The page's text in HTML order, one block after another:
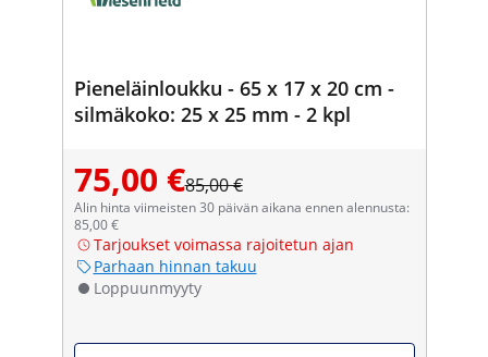
Pieneläinloukku - 65 x 17 x 20 cm -
silmäkoko: 25 x 25 mm - 2 kpl
75,00 €85,00 €
Alin hinta viimeisten 30 päivän aikana ennen alennusta:
85,00 €
Tarjoukset voimassa rajoitetun ajan
Parhaan hinnan takuu
Loppuunmyyty